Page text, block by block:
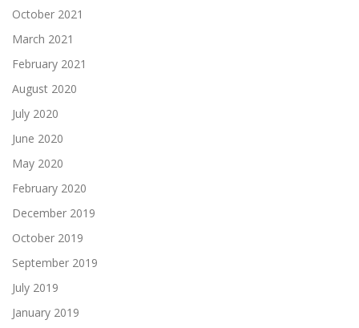
October 2021
March 2021
February 2021
August 2020
July 2020
June 2020
May 2020
February 2020
December 2019
October 2019
September 2019
July 2019
January 2019